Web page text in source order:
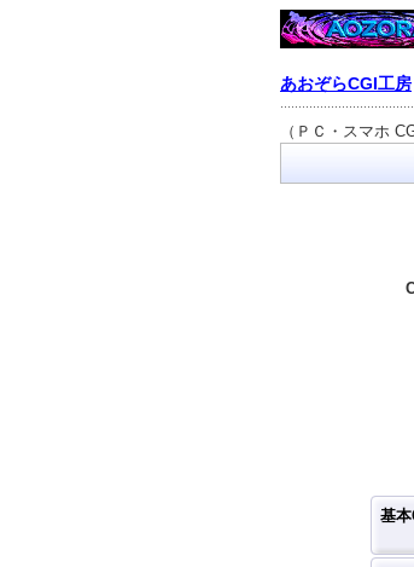
あおぞらCGI工房
（ＰＣ・スマホ
基本